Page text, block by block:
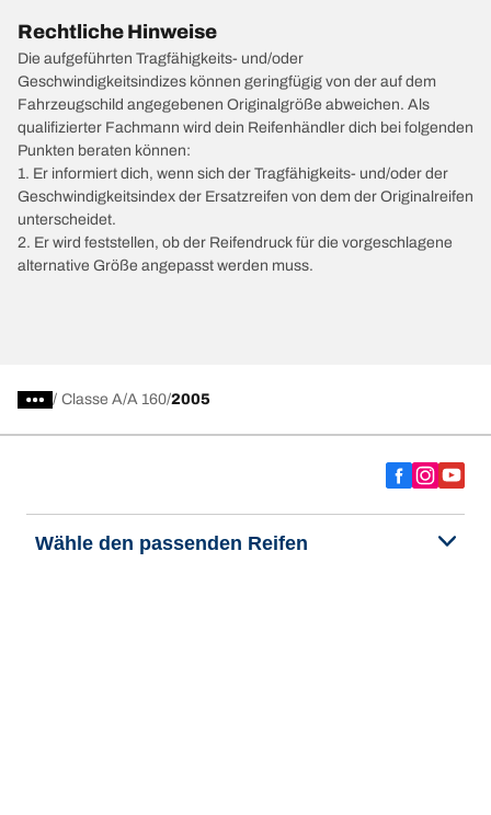
Rechtliche Hinweise
Die aufgeführten Tragfähigkeits- und/oder
Geschwindigkeitsindizes können geringfügig von der auf dem
Fahrzeugschild angegebenen Originalgröße abweichen. Als
qualifizierter Fachmann wird dein Reifenhändler dich bei folgenden
Punkten beraten können:
1. Er informiert dich, wenn sich der Tragfähigkeits- und/oder der
Geschwindigkeitsindex der Ersatzreifen von dem der Originalreifen
unterscheidet.
2. Er wird feststellen, ob der Reifendruck für die vorgeschlagene
alternative Größe angepasst werden muss.
/ Classe A A 160 2005
Wähle den passenden Reifen